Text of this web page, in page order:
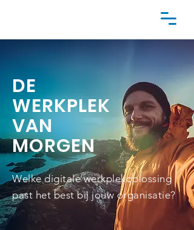
DE
WERKPLEK
VAN
MORGEN
Welke digitale werkplekoplossing
past het best bij jouw organisatie?